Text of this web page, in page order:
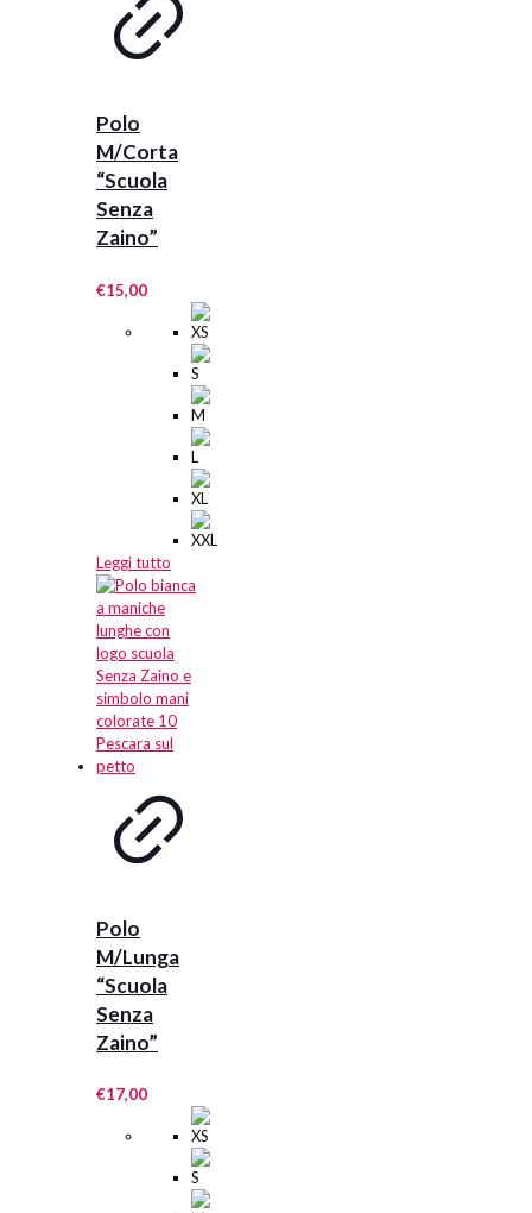
Polo
M/Corta
“Scuola
Senza
Zaino”
€15,00
Leggi tutto
Polo
M/Lunga
“Scuola
Senza
Zaino”
€17,00